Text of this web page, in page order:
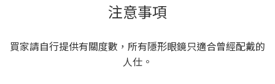
注意事項
買家請自行提供有關度數，所有隱形眼鏡只適合曾經配戴的
人仕。